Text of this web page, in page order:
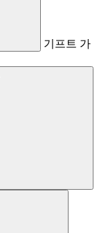
기프트 가